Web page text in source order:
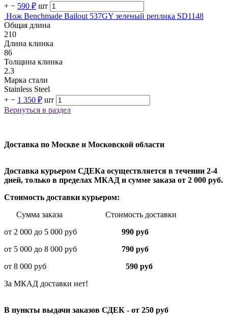
+ − 590 ₽ шт
Нож Benchmade Bailout 537GY зеленый реплика SD1148
Общая длина
210
Длина клинка
86
Толщина клинка
2.3
Марка стали
Stainless Steel
+ − 1 350 ₽ шт
Вернуться в раздел
Доставка по Москве и Московской области
Доставка курьером СДЕКа осуществляется в течении 2-4
дней, только в пределах МКАД и сумме заказа от 2 000 руб.
Стоимость доставки курьером:
Сумма заказа Стоимость доставки
от 2 000 до 5 000 руб
990 руб
от 5 000 до 8 000 руб 790 руб
от 8 000 руб 590 руб
За МКАД доставки нет!
В пункты выдачи заказов СДЕК - от 250 руб